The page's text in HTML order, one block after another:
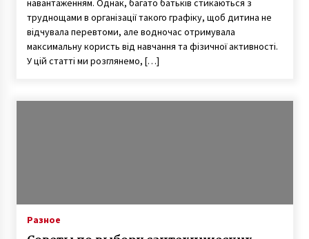
навантаженням. Однак, багато батьків стикаються з
труднощами в організації такого графіку, щоб дитина не
відчувала перевтоми, але водночас отримувала
максимальну користь від навчання та фізичної активності.
У цій статті ми розглянемо, […]
Разное